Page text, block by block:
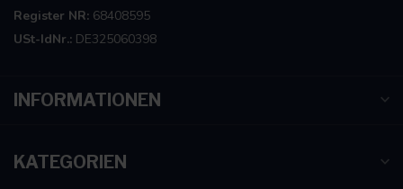
Register NR: 68408595
USt-IdNr.: DE325060398
INFORMATIONEN
KATEGORIEN